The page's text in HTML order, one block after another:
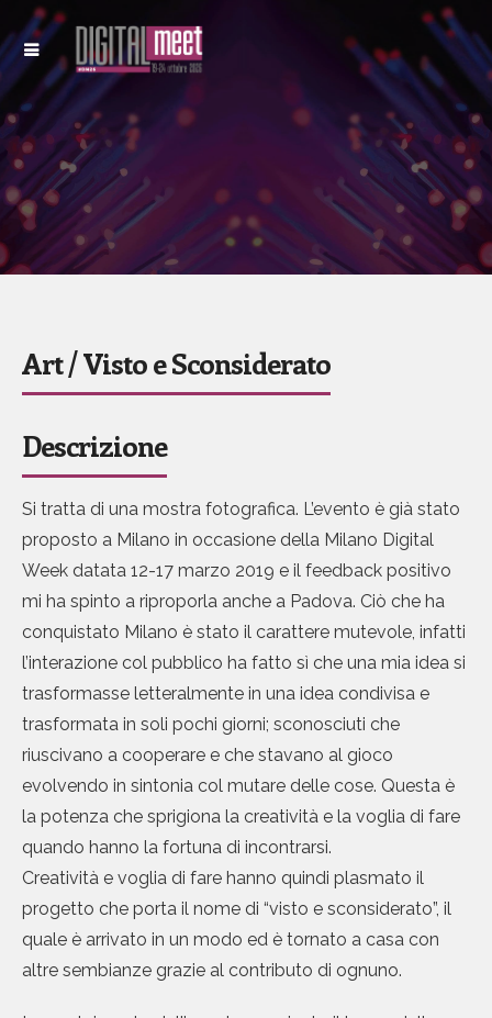
Art / Visto e Sconsiderato
Descrizione
Si tratta di una mostra fotografica. L’evento è già stato
proposto a Milano in occasione della Milano Digital
Week datata 12-17 marzo 2019 e il feedback positivo
mi ha spinto a riproporla anche a Padova. Ciò che ha
conquistato Milano è stato il carattere mutevole, infatti
l’interazione col pubblico ha fatto sì che una mia idea si
trasformasse letteralmente in una idea condivisa e
trasformata in soli pochi giorni; sconosciuti che
riuscivano a cooperare e che stavano al gioco
evolvendo in sintonia col mutare delle cose. Questa è
la potenza che sprigiona la creatività e la voglia di fare
quando hanno la fortuna di incontrarsi.
Creatività e voglia di fare hanno quindi plasmato il
progetto che porta il nome di “visto e sconsiderato”, il
quale è arrivato in un modo ed è tornato a casa con
altre sembianze grazie al contributo di ognuno.